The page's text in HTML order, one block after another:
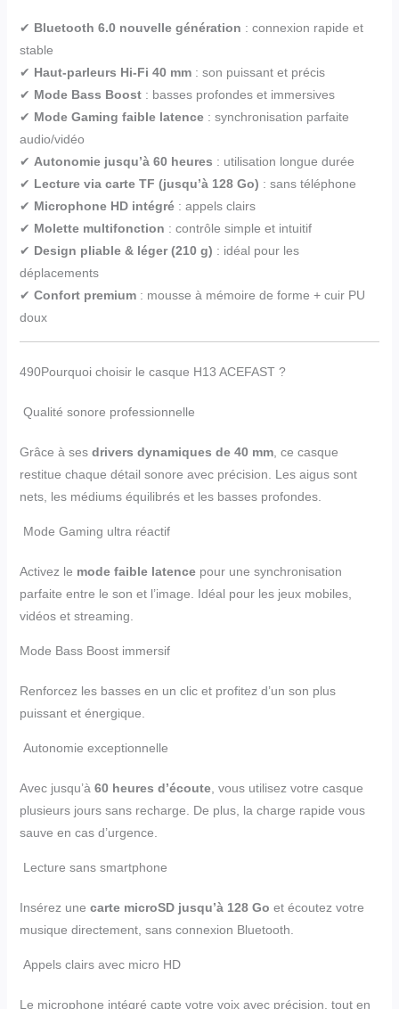
✔ Bluetooth 6.0 nouvelle génération : connexion rapide et
stable
✔ Haut-parleurs Hi-Fi 40 mm: son puissant et précis
✔ Mode Bass Boost: basses profondes et immersives
✔ Mode Gaming faible latence: synchronisation parfaite
audio/vidéo
✔ Autonomie jusqu’à 60 heures : utilisation longue durée
✔ Lecture via carte TF (jusqu’à 128 Go) : sans téléphone
✔ Microphone HD intégré: appels clairs
✔ Molette multifonction : contrôle simple et intuitif
✔ Design pliable & léger (210 g) : idéal pour les
déplacements
✔ Confort premium: mousse à mémoire de forme + cuir PU
doux
490Pourquoi choisir le casque H13 ACEFAST ?
Qualité sonore professionnelle
Grâce à ses drivers dynamiques de 40 mm, ce casque
restitue chaque détail sonore avec précision. Les aigus sont
nets, les médiums équilibrés et les basses profondes.
Mode Gaming ultra réactif
Activez le mode faible latencepour une synchronisation
parfaite entre le son et l’image. Idéal pour les jeux mobiles,
vidéos et streaming.
Mode Bass Boost immersif
Renforcez les basses en un clic et profitez d’un son plus
puissant et énergique.
Autonomie exceptionnelle
Avec jusqu’à 60 heures d’écoute, vous utilisez votre casque
plusieurs jours sans recharge. De plus, la charge rapide vous
sauve en cas d’urgence.
Lecture sans smartphone
Insérez une carte microSD jusqu’à 128 Go et écoutez votre
musique directement, sans connexion Bluetooth.
Appels clairs avec micro HD
Le microphone intégré capte votre voix avec précision, tout en